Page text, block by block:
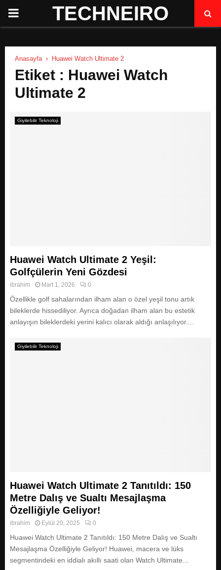
P
M
A
N
U
TECHNEIRO
Anasayfa Huawei Watch Ultimate 2
Etiket : Huawei Watch
Ultimate 2
Giyilebilir Teknoloji
Huawei Watch Ultimate 2 Yeşil:
Golfçülerin Yeni Gözdesi
ibrahim Mart 1, 2026 0
Özellikle golf sahalarından ilham alan o özel yeşil tonu artık
bileklerde hissediliyor. Ayrıca doğadan ilham alan bu estetik
anlayışın bileklerdeki yerini kalıcı olarak aldığı anlaşılıyor....
Giyilebilir Teknoloji
Huawei Watch Ultimate 2 Tanıtıldı: 150
Metre Dalış ve Sualtı Mesajlaşma
Özelliğiyle Geliyor!
ibrahim Eylül 20, 2025 0
Huawei Watch Ultimate 2 Tanıtıldı: 150 Metre Dalış ve Sualtı
Mesajlaşma Özelliğiyle Geliyor! Huawei, macera ve lüks
segmentindeki en iddialı akıllı saati olan Watch Ultimate...